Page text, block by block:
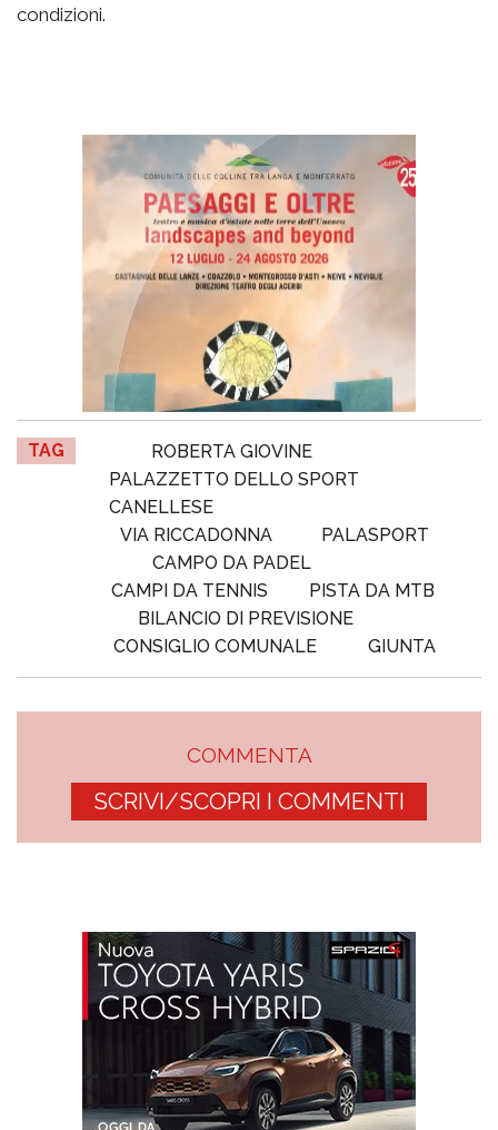
condizioni.
TAG
ROBERTA GIOVINE
PALAZZETTO DELLO SPORT
CANELLESE
VIA RICCADONNA
PALASPORT
CAMPO DA PADEL
CAMPI DA TENNIS
PISTA DA MTB
BILANCIO DI PREVISIONE
CONSIGLIO COMUNALE
GIUNTA
COMMENTA
SCRIVI/SCOPRI I COMMENTI